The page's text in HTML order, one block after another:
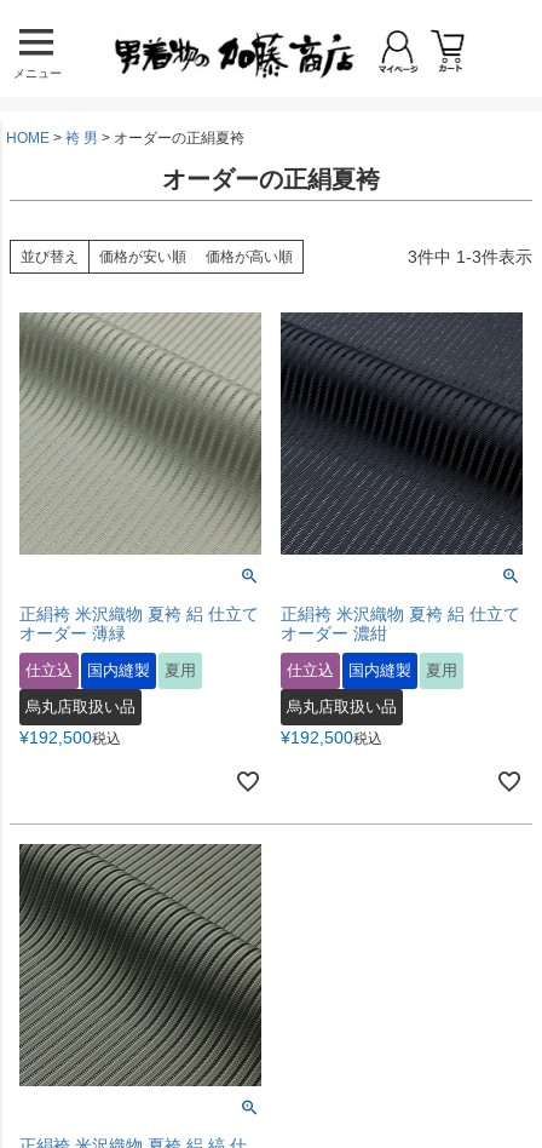
メニュー
HOME 袴 男 オーダーの正絹夏袴
オーダーの正絹夏袴
並び替え 価格が安い順 価格が高い順 3件中 1-3件表示
正絹袴 米沢織物 夏袴 絽 仕立て
オーダー 薄緑
仕立込 国内縫製 夏用
烏丸店取扱い品
¥192,500税込
正絹袴 米沢織物 夏袴 絽 仕立て
オーダー 濃紺
仕立込 国内縫製 夏用
烏丸店取扱い品
¥192,500税込